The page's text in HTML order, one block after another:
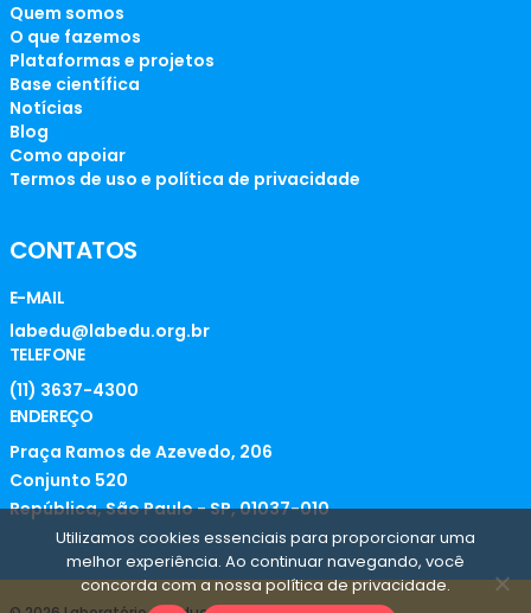
Quem somos
O que fazemos
Plataformas e projetos
Base científica
Notícias
Blog
Como apoiar
Termos de uso e política de privacidade
CONTATOS
E-MAIL
labedu@labedu.org.br
TELEFONE
(11) 3637-4300
ENDEREÇO
Praça Ramos de Azevedo, 206
Conjunto 520
República, São Paulo - SP, 01037-010
Utilizamos cookies essenciais para proporcionar uma
melhor experiência. Ao continuar navegando, você
concorda com a nossa política de privacidade.